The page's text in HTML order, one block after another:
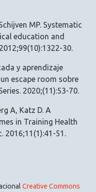
MP. Systematic
education and
30.
y aprendizaje
escape room sobre
2020;(11):53-70.
A, Katz D. A
in Training Health
2016;11(1):41-51.
Creative Commons